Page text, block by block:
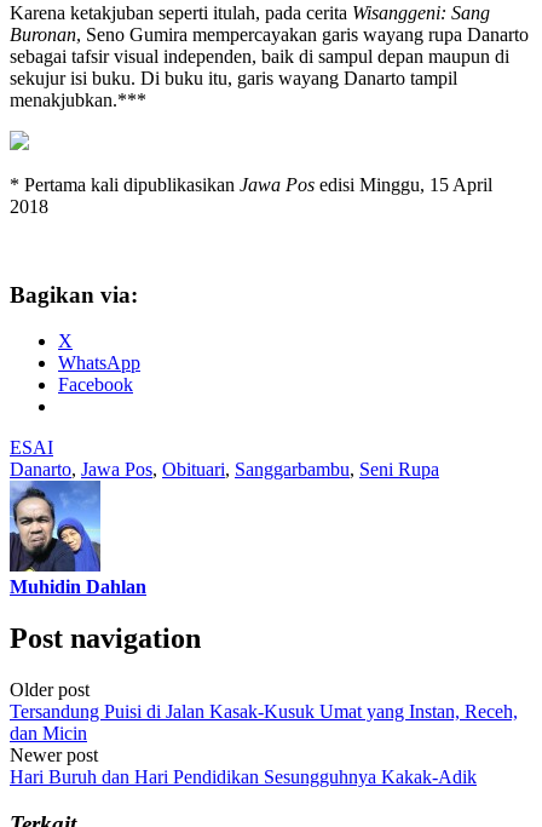
Karena ketakjuban seperti itulah, pada cerita Wisanggeni: Sang
Buronan, Seno Gumira mempercayakan garis wayang rupa Danarto
sebagai tafsir visual independen, baik di sampul depan maupun di
sekujur isi buku. Di buku itu, garis wayang Danarto tampil
menakjubkan.***
* Pertama kali dipublikasikan Jawa Pos edisi Minggu, 15 April
2018
Bagikan via:
X
WhatsApp
Facebook
ESAI
Danarto, Jawa Pos, Obituari, Sanggarbambu, Seni Rupa
Muhidin Dahlan
Post navigation
Older post
Tersandung Puisi di Jalan Kasak-Kusuk Umat yang Instan, Receh,
dan Micin
Newer post
Hari Buruh dan Hari Pendidikan Sesungguhnya Kakak-Adik